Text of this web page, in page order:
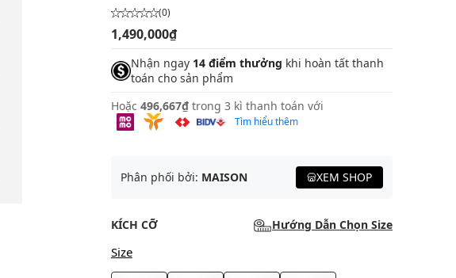
(0)
1,490,000₫
Nhận ngay 14 điểm thưởng khi hoàn tất thanh
toán cho sản phẩm
Hoặc 496,667₫ trong 3 kì thanh toán với
Tìm hiểu thêm
Phân phối bởi: MAISON XEM SHOP
KÍCH CỠ Hướng Dẫn Chọn Size
Size